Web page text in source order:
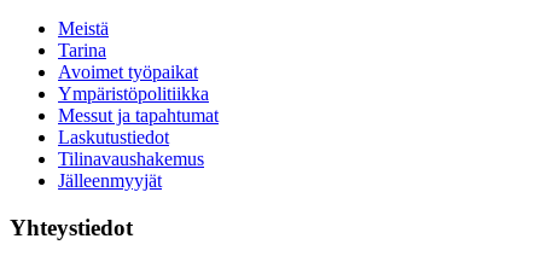
Meistä
Tarina
Avoimet työpaikat
Ympäristöpolitiikka
Messut ja tapahtumat
Laskutustiedot
Tilinavaushakemus
Jälleenmyyjät
Yhteystiedot